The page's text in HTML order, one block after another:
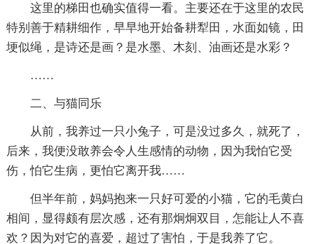
这里的梯田也确实值得一看。主要还在于这里的农民
特别善于精耕细作，早早地开始备耕犁田，水面如镜，田
埂似绳，是诗还是画？是水墨、木刻、油画还是水彩？
……
二、与猫同乐
从前，我养过一只小兔子，可是没过多久，就死了，
后来，我便没敢养会令人生感情的动物，因为我怕它受
伤，怕它生病，更怕它离开我……
但半年前，妈妈抱来一只好可爱的小猫，它的毛黄白
相间，显得颇有层次感，还有那炯炯双目，怎能让人不喜
欢？因为对它的喜爱，超过了害怕，于是我养了它。